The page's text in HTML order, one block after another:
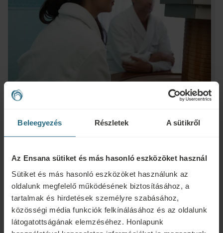
Beleegyezés Részletek A sütikről
Az Ensana sütiket és más hasonló eszközöket használ
Sütiket és más hasonló eszközöket használunk az
oldalunk megfelelő működésének biztosításához, a
tartalmak és hirdetések személyre szabásához,
közösségi média funkciók felkínálásához és az oldalunk
látogatottságának elemzéséhez. Honlapunk
Ensana szállodáinkkal vagy szolgáltatásainkkal kapcsolatos kérdéseivel
forduljon hozzánk bizalommal. A hűségprogramunkkal kapcsolatos
kérdésekért és válaszokért kattintson ide.
ÍRJON NEKÜNK